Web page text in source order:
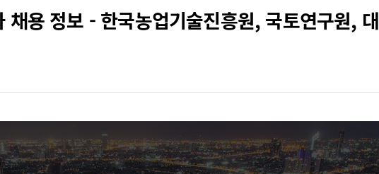
용 정보 - 한국농업기술진흥원, 국토연구원, 대